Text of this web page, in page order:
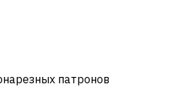
патронов